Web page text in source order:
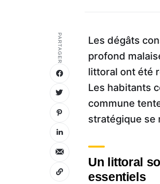
PARTAGER
Les dégâts
profond
littoral ont été
Les habitants
commune
stratégique se
Un littoral
essentiels